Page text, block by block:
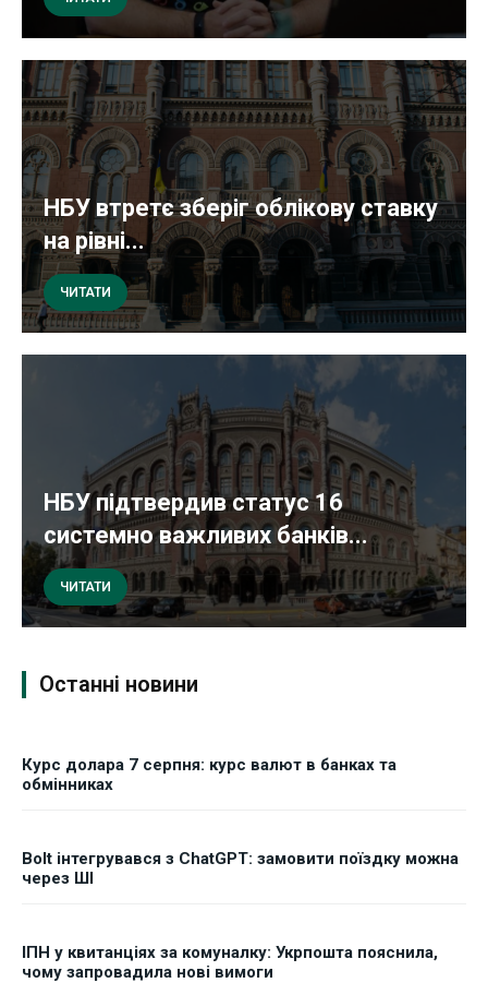
НБУ втретє зберіг облікову ставку
на рівні...
ЧИТАТИ
НБУ підтвердив статус 16
системно важливих банків...
ЧИТАТИ
Останні новини
Курс долара 7 серпня: курс валют в банках та
обмінниках
Bolt інтегрувався з ChatGPT: замовити поїздку можна
через ШІ
ІПН у квитанціях за комуналку: Укрпошта пояснила,
чому запровадила нові вимоги